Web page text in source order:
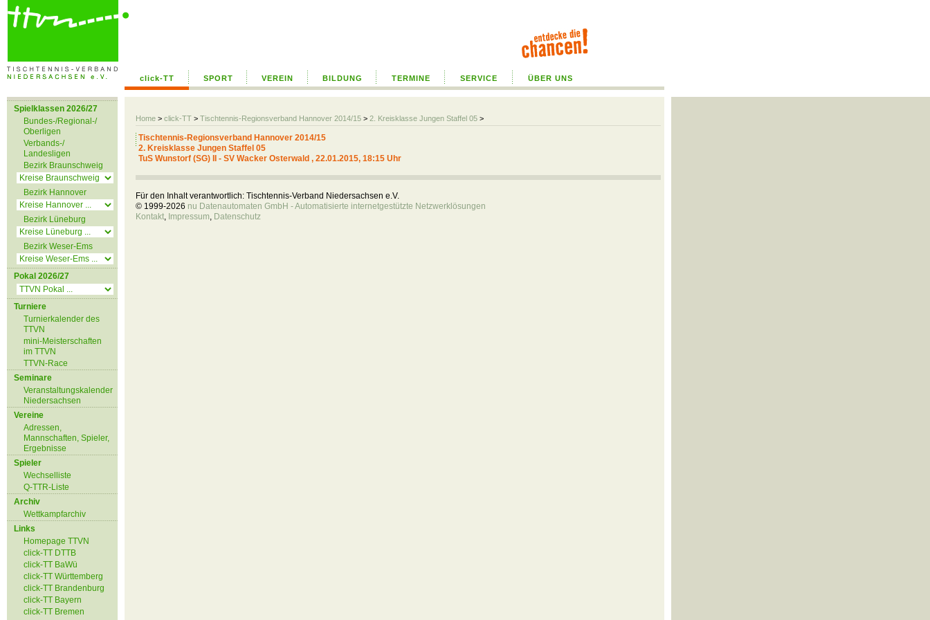
click-TT SPORT VEREIN BILDUNG TERMINE SERVICE ÜBER UNS
Home > click-TT > Tischtennis-Regionsverband Hannover 2014/15 > 2. Kreisklasse Jungen Staffel 05 >
Spielklassen 2026/27
Bundes-/Regional-/
Oberligen
Verbands-/
Landesligen
Bezirk Braunschweig
Bezirk Hannover
Bezirk Lüneburg
Bezirk Weser-Ems
Pokal 2026/27
Turniere
Turnierkalender des
TTVN
mini-Meisterschaften
im TTVN
TTVN-Race
Seminare
Veranstaltungskalender
Niedersachsen
Vereine
Adressen,
Mannschaften, Spieler,
Ergebnisse
Spieler
Wechselliste
Q-TTR-Liste
Archiv
Wettkampfarchiv
Links
Homepage TTVN
click-TT DTTB
click-TT BaWü
click-TT Württemberg
click-TT Brandenburg
click-TT Bayern
click-TT Bremen
Tischtennis-Regionsverband Hannover 2014/15
2. Kreisklasse Jungen Staffel 05
TuS Wunstorf (SG) II - SV Wacker Osterwald , 22.01.2015, 18:15 Uhr
Für den Inhalt verantwortlich: Tischtennis-Verband Niedersachsen e.V.
© 1999-2026 nu Datenautomaten GmbH - Automatisierte internetgestützte Netzwerklösungen
Kontakt, Impressum, Datenschutz